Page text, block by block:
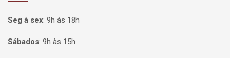
Seg à sex: 9h às 18h
Sábados: 9h às 15h